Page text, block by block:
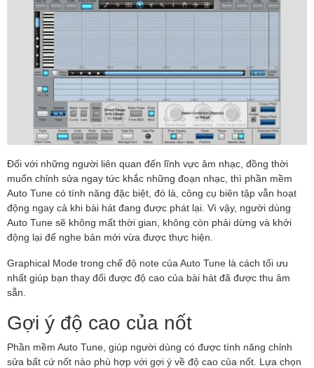
Đối với những người liên quan đến lĩnh vực âm nhạc, đồng thời
muốn chỉnh sửa ngay tức khắc những đoạn nhạc, thì phần mềm
Auto Tune có tính năng đặc biệt, đó là, công cụ biên tập vẫn hoạt
động ngay cả khi bài hát đang được phát lại. Vì vậy, người dùng
Auto Tune sẽ không mất thời gian, không còn phải dừng và khởi
động lại để nghe bản mới vừa được thực hiện.
Graphical Mode trong chế độ note của Auto Tune là cách tối ưu
nhất giúp bạn thay đổi được độ cao của bài hát đã được thu âm
sẵn.
Gợi ý độ cao của nốt
Phần mềm Auto Tune, giúp người dùng có được tính năng chỉnh
sửa bất cứ nốt nào phù hợp với gợi ý về độ cao của nốt. Lựa chọn